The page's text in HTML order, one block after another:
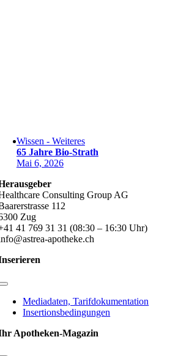
Wissen - Weiteres
65 Jahre Bio-Strath
Mai 6, 2026
Consulting Group AG
112
Zug
41 769 31 31 (08:30 – 16:30 Uhr)
apotheke.ch
Toggle
NavigationMediadaten, Tarifdokumentation
Insertionsbedingungen
Apotheken-Magazin